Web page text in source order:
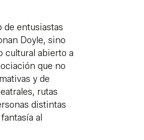
de entusiastas
Doyle, sino
cultural abierto a
que no
y de
rutas
distintas
al